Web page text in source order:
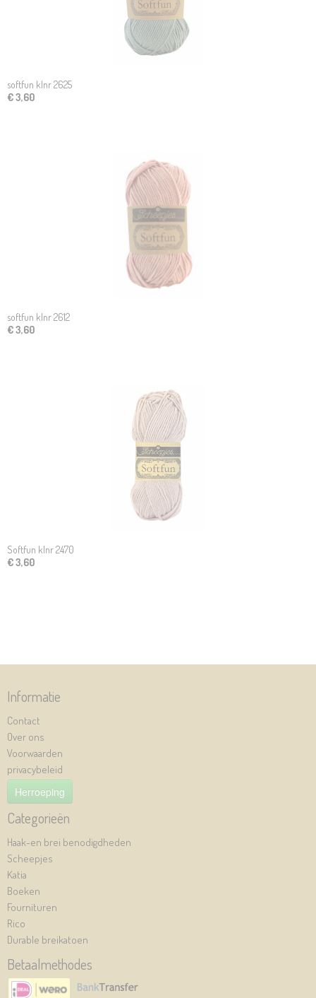
softfun klnr 2625
€ 3,60
softfun klnr 2612
€ 3,60
Softfun klnr 2470
€ 3,60
Informatie
Contact
Over ons
Voorwaarden
privacybeleid
Herroeping
Categorieën
Haak-en brei benodigdheden
Scheepjes
Katia
Boeken
Fournituren
Rico
Durable breikatoen
Betaalmethodes